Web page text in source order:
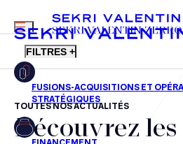
FR EN
MENU
SEKRI VALENTIN
FILTRES +
Fusions-acquisitions et opérations
TOUTES NOS ACTUALITÉS
Découvrez